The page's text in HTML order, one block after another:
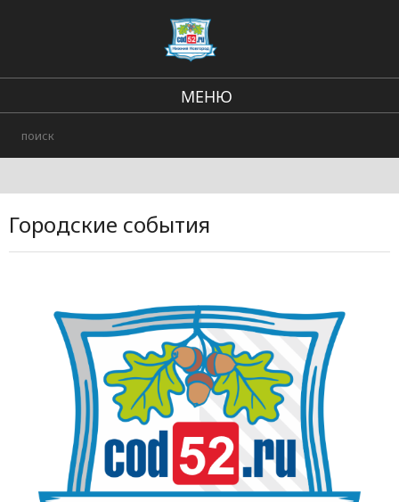
МЕНЮ
Городские события
Городские события